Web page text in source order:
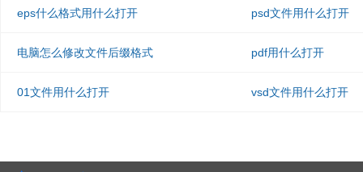
eps什么格式用什么打开 psd文件用什么打开
电脑怎么修改文件后缀格式 pdf用什么打开
01文件用什么打开 vsd文件用什么打开